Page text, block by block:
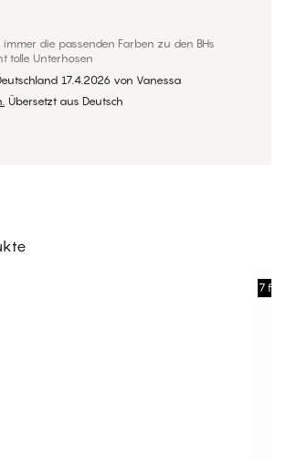
die passenden Farben zu den BHs
tolle Unterhosen
17.4.2026 von Vanessa
Übersetzt aus Deutsch
7